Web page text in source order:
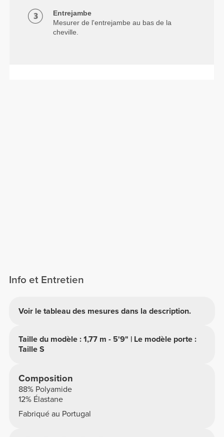
Entrejambe
Mesurer de l'entrejambe au bas de la
cheville.
Info et Entretien
Voir le tableau des mesures dans la description.
Taille du modèle : 1,77 m - 5'9" | Le modèle porte :
Taille S
Composition
88% Polyamide
12% Élastane
Fabriqué au Portugal